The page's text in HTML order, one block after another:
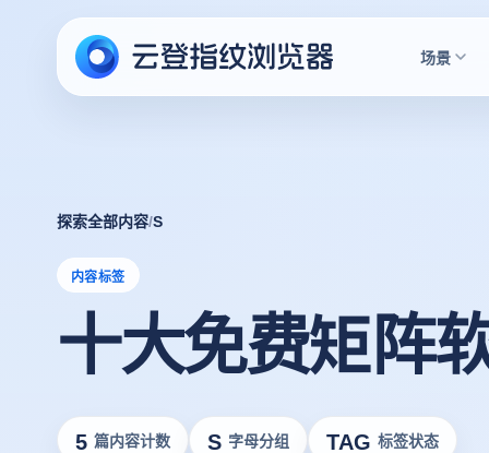
场景
探索全部内容/S
内容标签
十大免费矩阵
5 篇内容计数 S 字母分组 TAG 标签状态